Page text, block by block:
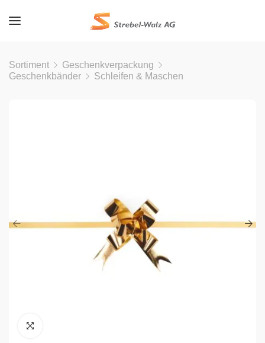
Sortiment
Geschenkverpackung
Geschenkbänder
Schleifen & Maschen